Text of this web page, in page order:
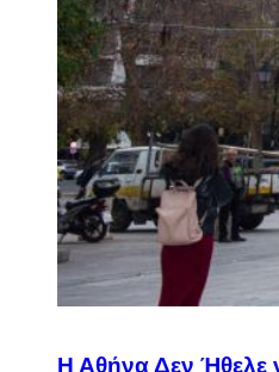
Η Αθήνα Δεν Ήθελε